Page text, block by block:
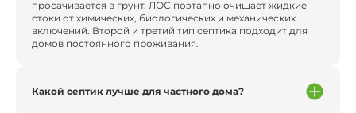
просачивается в грунт. ЛОС поэтапно очищает жидкие
стоки от химических, биологических и механических
включений. Второй и третий тип септика подходит для
домов постоянного проживания.
Какой септик лучше для частного дома?